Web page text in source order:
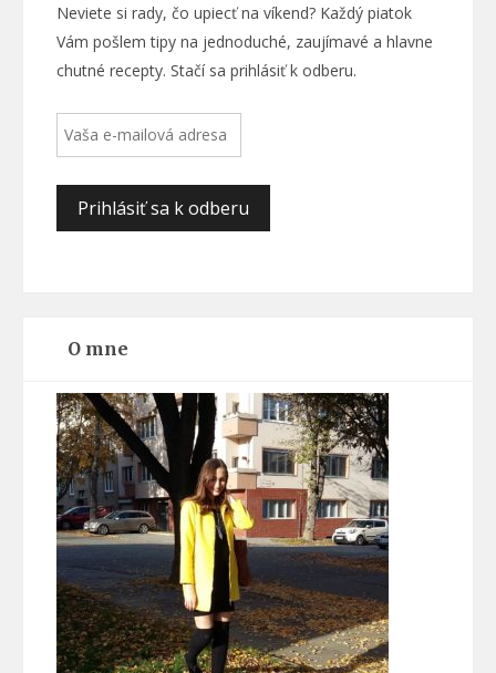
Neviete si rady, čo upiecť na víkend? Každý piatok
Vám pošlem tipy na jednoduché, zaujímavé a hlavne
chutné recepty. Stačí sa prihlásiť k odberu.
O mne